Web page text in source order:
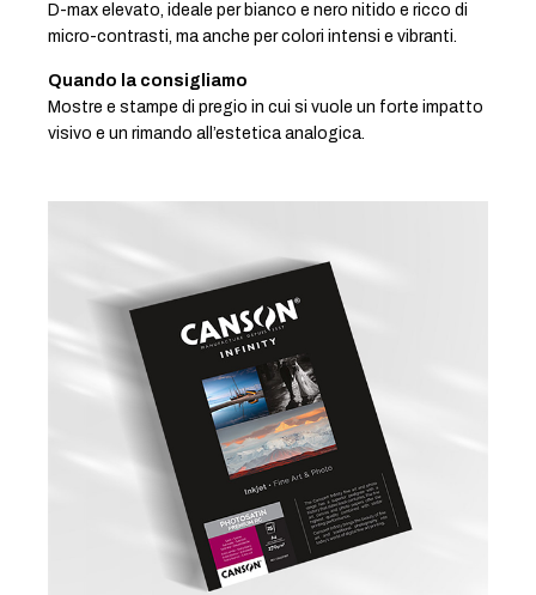
D-max elevato, ideale per bianco e nero nitido e ricco di
micro-contrasti, ma anche per colori intensi e vibranti.
Quando la consigliamo
Mostre e stampe di pregio in cui si vuole un forte impatto
visivo e un rimando all’estetica analogica.